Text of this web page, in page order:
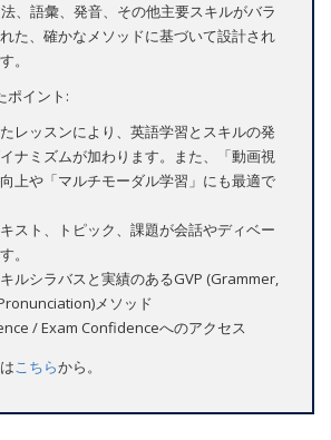
、語彙、発音、その他主要スキルがバラ
た、確かなメソッドに基づいて設計され
。
ポイント:
レッスンにより、英語学習とスキルの発
ナミズムが加わります。また、「動画視
上や「マルチモーダル学習」にも最適で
スト、トピック、課題が会話やディベー
。
ルシラバスと実績のあるGVP (Grammer,
メソッド
/ Exam Confidenceへのアクセス
こちらから。